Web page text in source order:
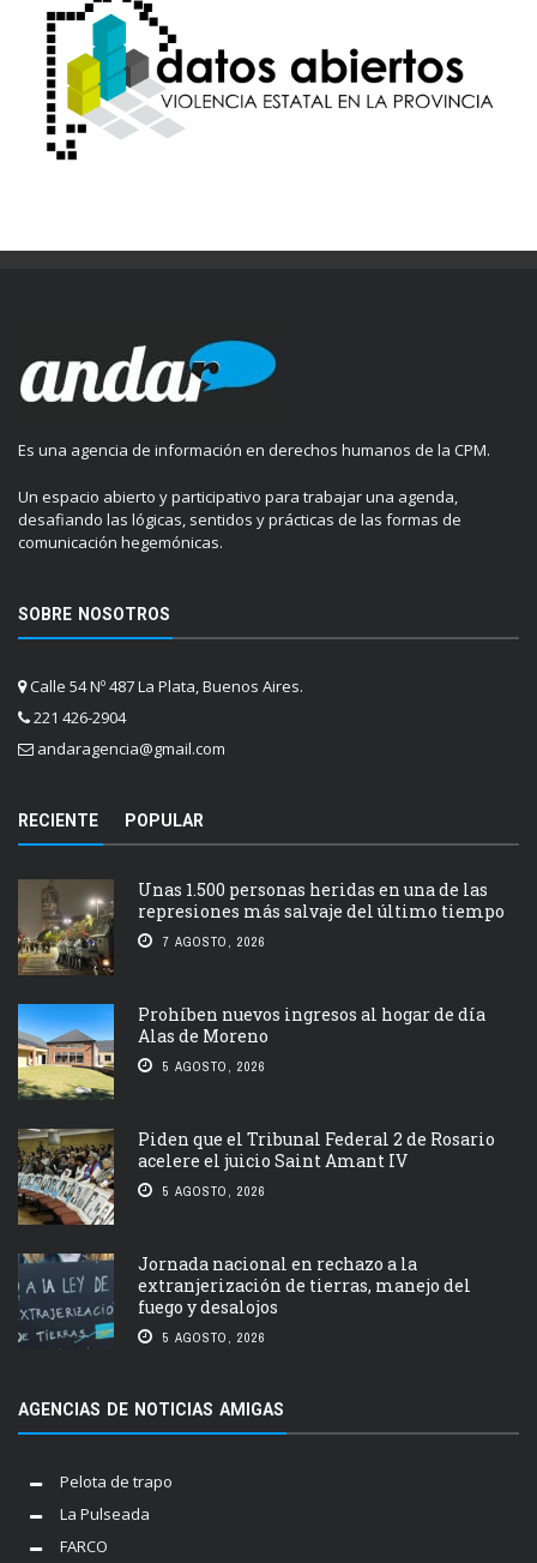
Es una agencia de información en derechos humanos de la CPM.
Un espacio abierto y participativo para trabajar una agenda,
desafiando las lógicas, sentidos y prácticas de las formas de
comunicación hegemónicas.
SOBRE NOSOTROS
Calle 54 Nº 487 La Plata, Buenos Aires.
221 426-2904
andaragencia@gmail.com
RECIENTE POPULAR
Unas 1.500 personas heridas en una de las
represiones más salvaje del último tiempo
7 AGOSTO, 2026
Prohíben nuevos ingresos al hogar de día
Alas de Moreno
5 AGOSTO, 2026
Piden que el Tribunal Federal 2 de Rosario
acelere el juicio Saint Amant IV
5 AGOSTO, 2026
Jornada nacional en rechazo a la
extranjerización de tierras, manejo del
fuego y desalojos
5 AGOSTO, 2026
AGENCIAS DE NOTICIAS AMIGAS
Pelota de trapo
La Pulseada
FARCO